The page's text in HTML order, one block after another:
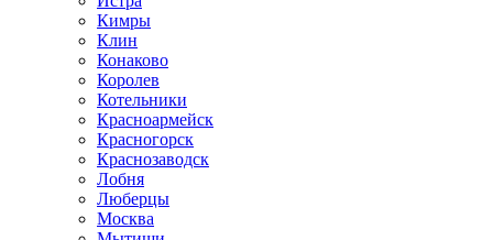
Кимры
Клин
Конаково
Королев
Котельники
Красноармейск
Красногорск
Краснозаводск
Лобня
Люберцы
Москва